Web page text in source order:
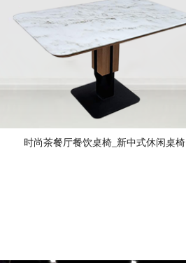
时尚茶餐厅餐饮桌椅_新中式休闲桌椅